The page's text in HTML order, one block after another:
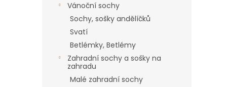
Vánoční sochy
Sochy, sošky andělíčků
Svatí
Betlémky, Betlémy
Zahradní sochy a sošky na
zahradu
Malé zahradní sochy